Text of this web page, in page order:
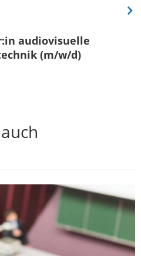
audiovisuelle
(m/w/d)
Eine